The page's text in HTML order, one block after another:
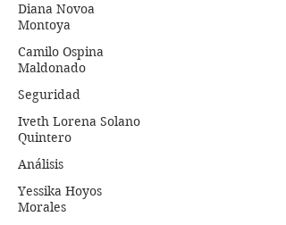
Diana Novoa
Montoya
Camilo Ospina
Maldonado
Seguridad
Iveth Lorena Solano
Quintero
Análisis
Yessika Hoyos
Morales